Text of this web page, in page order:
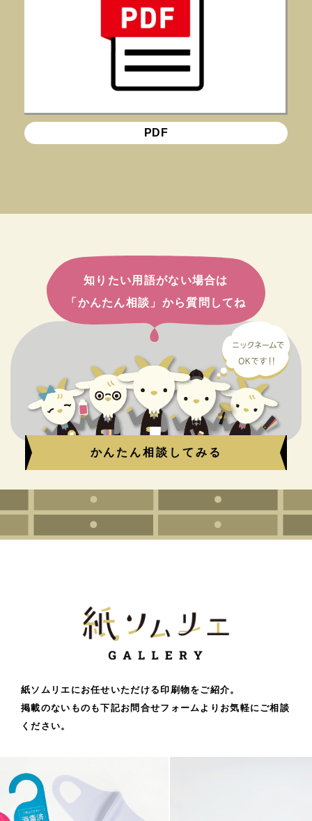
PDF
知りたい用語がない場合は
「かんたん相談」から質問してね
かんたん相談してみる
紙ソムリエにお任せいただける印刷物をご紹介。
掲載のないものも下記お問合せフォームよりお気軽にご相談
ください。